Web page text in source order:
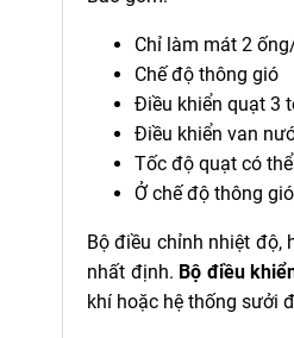
Chỉ làm mát 2
Chế độ thông gió
Điều khiển quạt 3
Điều khiển van
Tốc độ quạt có
Ở chế độ thông
Bộ điều chỉnh nhiệt độ,
nhất định. Bộ điều
khí hoặc hệ thống sưởi